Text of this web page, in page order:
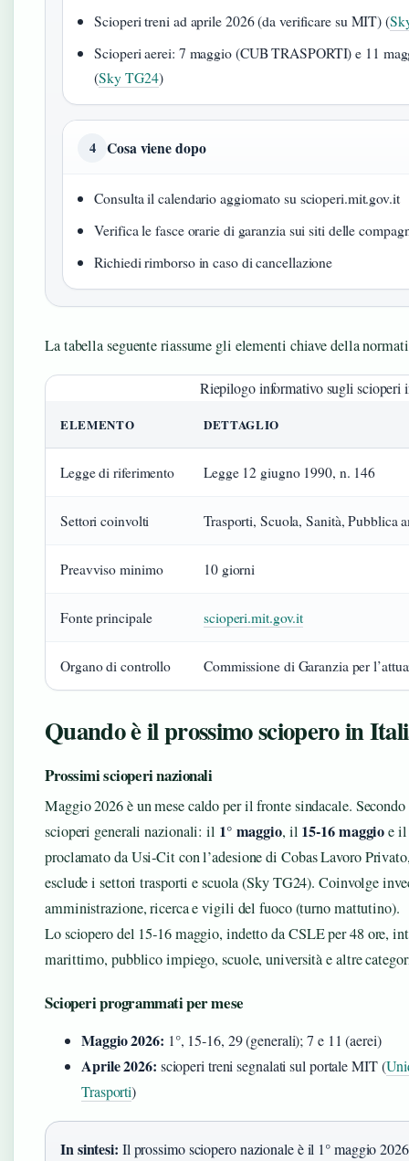
Scioperi treni ad aprile 2026 (da verificare su MIT) (
Scioperi aerei: 7 maggio (CUB TRASPORTI) e 11
(Sky TG24)
4 Cosa viene dopo
Consulta il calendario aggiornato su scioperi.mit.gov.it
Verifica le fasce orarie di garanzia sui siti delle
Richiedi rimborso in caso di cancellazione
La tabella seguente riassume gli elementi chiave della
Riepilogo informativo sugli scioperi
ELEMENTO DETTAGLIO
Legge di riferimento Legge 12 giugno 1990, n. 146
Settori coinvolti Trasporti, Scuola, Sanità, Pubblica
Preavviso minimo 10 giorni
Fonte principale scioperi.mit.gov.it
Organo di controllo Commissione di Garanzia per
Quando è il prossimo sciopero in
Prossimi scioperi nazionali
Maggio 2026 è un mese caldo per il fronte sindacale. Secondo
scioperi generali nazionali: il 1° maggio, il 15‑16 maggioe
proclamato da Usi‑Cit con l’adesione di Cobas Lavoro
esclude i settori trasporti e scuola (Sky TG24). Coinvolge
amministrazione, ricerca e vigili del fuoco (turno mattutino).
Lo sciopero del 15‑16 maggio, indetto da CSLE per 48 ore,
marittimo, pubblico impiego, scuole, università e altre
Scioperi programmati per mese
Maggio 2026: 1°, 15‑16, 29 (generali); 7 e 11 (aerei)
Aprile 2026: scioperi treni segnalati sul portale MIT (
Trasporti)
In sintesi: Il prossimo sciopero nazionale è il 1° maggio